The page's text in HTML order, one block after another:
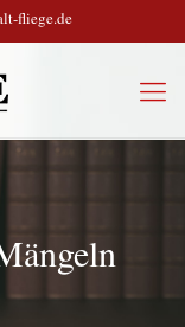
fliege.de